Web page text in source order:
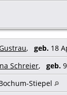
, geb. 18
Schreier, geb.
Stiepel